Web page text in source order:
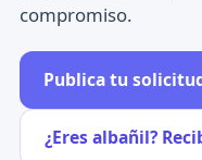
compromiso.
Publica tu
¿Eres albañil?